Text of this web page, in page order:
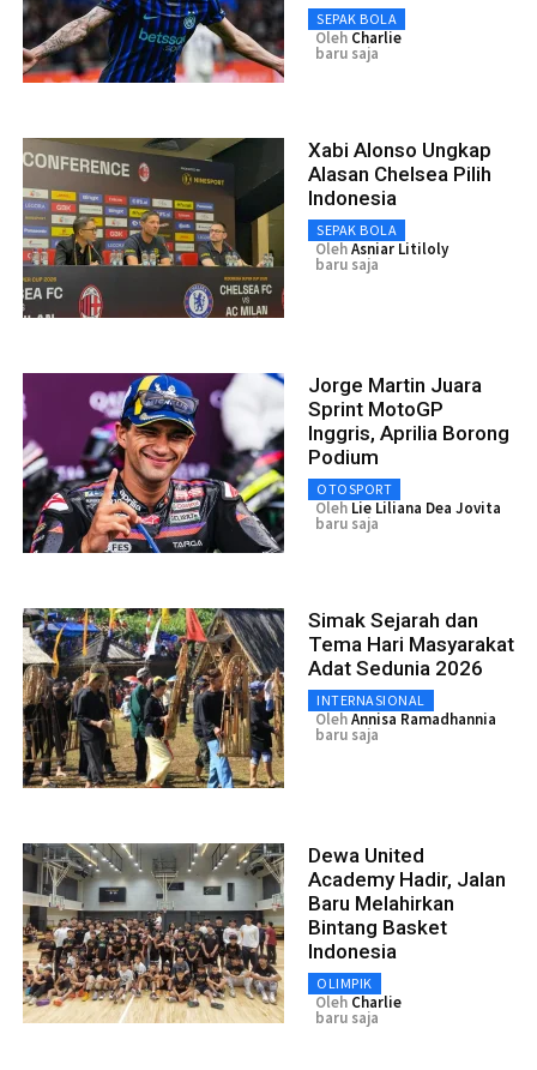
SEPAK BOLA
Oleh Charlie
baru saja
Xabi Alonso Ungkap
Alasan Chelsea Pilih
Indonesia
SEPAK BOLA
OlehAsniar Litiloly
baru saja
Jorge Martin Juara
Sprint MotoGP
Inggris, Aprilia Borong
Podium
OTOSPORT
Oleh Lie Liliana Dea Jovita
baru saja
Simak Sejarah dan
Tema Hari Masyarakat
Adat Sedunia 2026
INTERNASIONAL
OlehAnnisa Ramadhannia
baru saja
Dewa United
Academy Hadir, Jalan
Baru Melahirkan
Bintang Basket
Indonesia
OLIMPIK
Oleh Charlie
baru saja